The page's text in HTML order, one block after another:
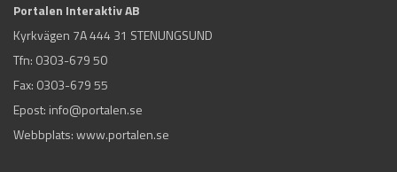
Portalen Interaktiv AB
Kyrkvägen 7A 444 31 STENUNGSUND
Tfn: 0303-679 50
Fax: 0303-679 55
Epost: info@portalen.se
Webbplats: www.portalen.se